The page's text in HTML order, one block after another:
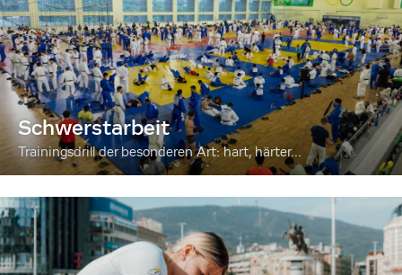
Schwerstarbeit
Trainingsdrill der besonderen Art: hart, härter...